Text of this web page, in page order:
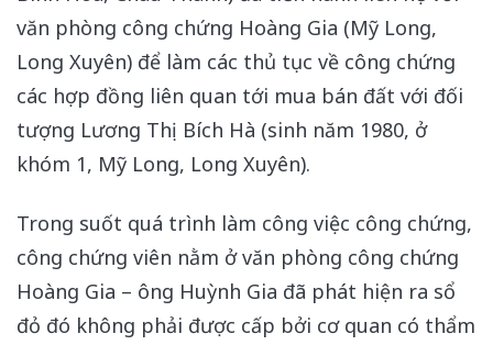
văn phòng công chứng Hoàng Gia (Mỹ Long,
Long Xuyên) để làm các thủ tục về công chứng
các hợp đồng liên quan tới mua bán đất với đối
tượng Lương Thị Bích Hà (sinh năm 1980, ở
khóm 1, Mỹ Long, Long Xuyên).
Trong suốt quá trình làm công việc công chứng,
công chứng viên nằm ở văn phòng công chứng
Hoàng Gia – ông Huỳnh Gia đã phát hiện ra sổ
đỏ đó không phải được cấp bởi cơ quan có thẩm